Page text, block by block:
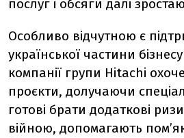
послуг і обсяги далі
Особливо відчутною є
української частини
компанії групи Hitachi
проєкти, долучаючи
готові брати додаткові
війною, допомагають